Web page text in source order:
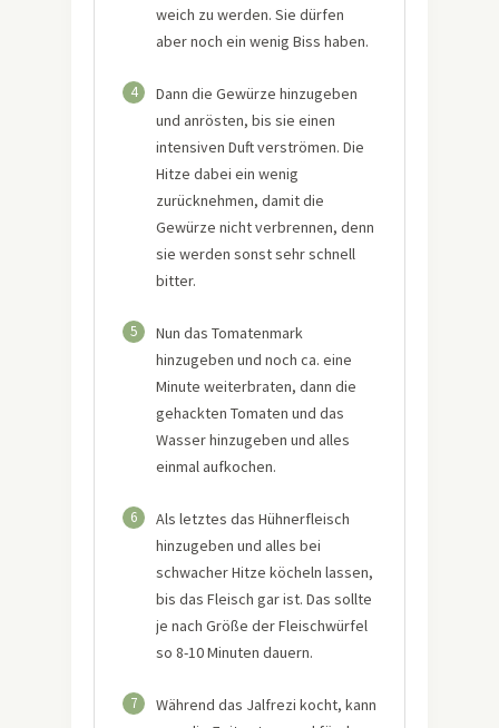
weich zu werden. Sie dürfen
aber noch ein wenig Biss haben.
4
Dann die Gewürze hinzugeben
und anrösten, bis sie einen
intensiven Duft verströmen. Die
Hitze dabei ein wenig
zurücknehmen, damit die
Gewürze nicht verbrennen, denn
sie werden sonst sehr schnell
bitter.
5
Nun das Tomatenmark
hinzugeben und noch ca. eine
Minute weiterbraten, dann die
gehackten Tomaten und das
Wasser hinzugeben und alles
einmal aufkochen.
6
Als letztes das Hühnerfleisch
hinzugeben und alles bei
schwacher Hitze köcheln lassen,
bis das Fleisch gar ist. Das sollte
je nach Größe der Fleischwürfel
so 8-10 Minuten dauern.
7
Während das Jalfrezi kocht, kann